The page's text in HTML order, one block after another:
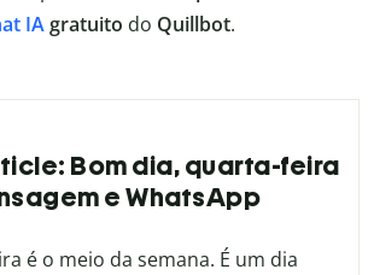
IAgratuito do Quillbot.
Bom dia, quarta-feira
e WhatsApp
é o meio da semana. É um dia